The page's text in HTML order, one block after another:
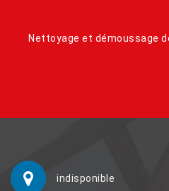
Nettoyage et démoussage
indisponible